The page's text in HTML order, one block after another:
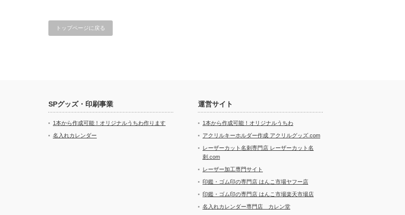
トップページに戻る
SPグッズ・印刷事業
1本から作成可能！オリジナルうちわ作ります
名入れカレンダー
運営サイト
1本から作成可能！オリジナルうちわ
アクリルキーホルダー作成 アクリルグッズ.com
レーザーカット名刺専門店 レーザーカット名
刺.com
レーザー加工専門サイト
印鑑・ゴム印の専門店 はんこ市場ヤフー店
印鑑・ゴム印の専門店 はんこ市場楽天市場店
名入れカレンダー専門店 カレン堂